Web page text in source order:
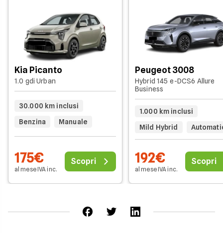
Kia Picanto
1.0 gdi Urban
30.000 km inclusi
Benzina
Manuale
175€
al mese IVA inc.
Scopri
Peugeot 3008
Hybrid 145 e-DCS6 Allure
Business
1.000 km inclusi
Mild Hybrid
192€
al mese IVA inc.
Scopri